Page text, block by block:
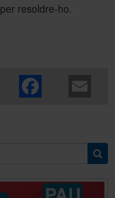
resoldre-ho.